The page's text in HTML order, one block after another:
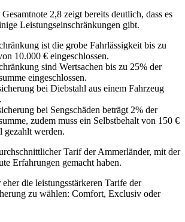
2,8 zeigt bereits deutlich, dass es
Leistungseinschränkungen gibt.
ist die grobe Fahrlässigkeit bis zu
10.000 € eingeschlossen.
sind Wertsachen bis zu 25% der
eingeschlossen.
bei Diebstahl aus einem Fahrzeug
bei Sengschäden beträgt 2% der
zudem muss ein Selbstbehalt von 150 €
gezahlt werden.
Tarif der Ammerländer, mit der
Erfahrungen gemacht haben.
die leistungsstärkeren Tarife der
zu wählen: Comfort, Exclusiv oder